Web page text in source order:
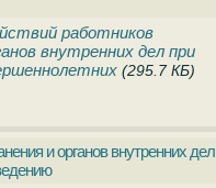
работников
внутренних дел при
(295.7 КБ)
и органов внутренних дел